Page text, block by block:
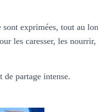
exprimées, tout au
les caresser, les
de partage intense.